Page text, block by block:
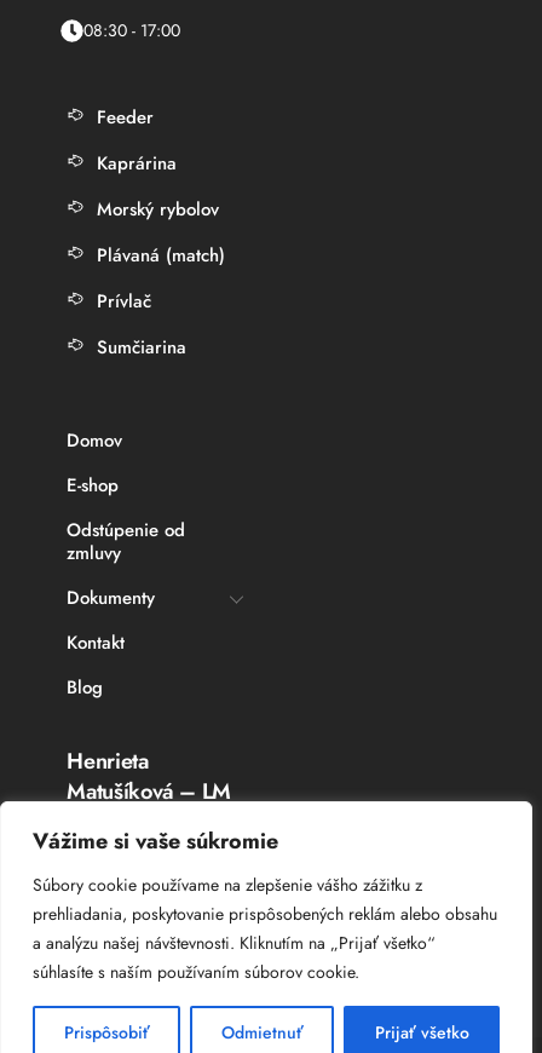
Vážime si vaše súkromie
Súbory cookie používame na zlepšenie vášho zážitku z
prehliadania, poskytovanie prispôsobených reklám alebo obsahu
a analýzu našej návštevnosti. Kliknutím na „Prijať všetko“
súhlasíte s naším používaním súborov cookie.
Prispôsobiť Odmietnuť Prijať všetko
08:30 - 17:00
Feeder
Kaprárina
Morský rybolov
Plávaná (match)
Prívlač
Sumčiarina
Domov
E-shop
Odstúpenie od
zmluvy
Dokumenty
Kontakt
Blog
Henrieta
Matušíková – LM
Rybárske potreby
Topoľčany
IČO: 336 764 53
DIČ: 102 044 8385